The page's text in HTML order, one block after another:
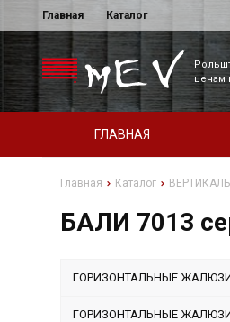
Главная Каталог
ценам
ГЛАВНАЯ
Главная Каталог
БАЛИ 7013
ГОРИЗОНТАЛЬНЫЕ
ГОРИЗОНТАЛЬНЫЕ